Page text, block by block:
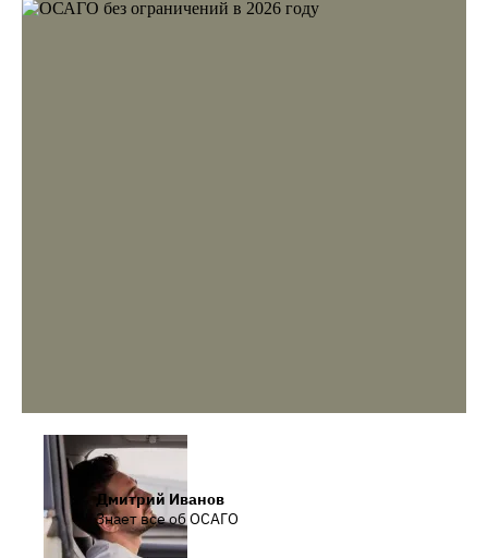
Дмитрий Иванов
Знает все об ОСАГО